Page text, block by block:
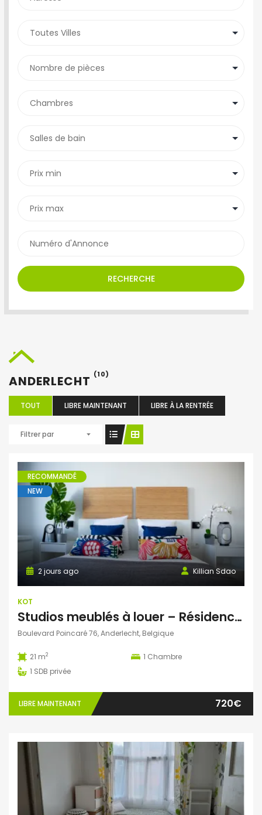
RECHERCHE
ANDERLECHT (10)
TOUT LIBRE MAINTENANT LIBRE À LA RENTRÉE
Filtrer par
RECOMMANDÉ
NEW
Killian Sdao
2 jours ago
KOT
Studios meublés à louer – Résidence Ustel – Boulevard Poincaré, 76 – Anderlecht – à partir de 720 € charges incluses
Boulevard Poincaré 76, Anderlecht, Belgique
21 m2 1 Chambre
1 SDB privée
LIBRE MAINTENANT 720€